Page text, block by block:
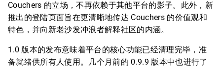
Couchers 的立场，不再依赖于其他平台的影子。此外，新
推出的登陆页面旨在更清晰地传达 Couchers 的价值观和
特色，并向新老沙发冲浪者解释社区的内涵。
1.0 版本的发布意味着平台的核心功能已经清理完毕，准
备就绪供所有人使用。几个月前的 0.9.9 版本中也进行了